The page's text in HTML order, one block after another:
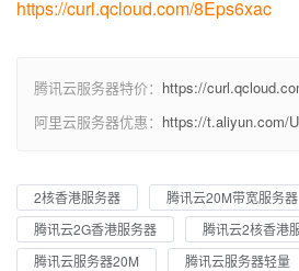
https://curl.qcloud.com/8Eps6xac
腾讯云服务器特价： https://
阿里云服务器优惠： https://t.aliyun.com/
2核香港服务器
腾讯云20M带宽服务器
腾讯云2G香港服务器
腾讯云2核香港
腾讯云服务器20M
腾讯云服务器轻量